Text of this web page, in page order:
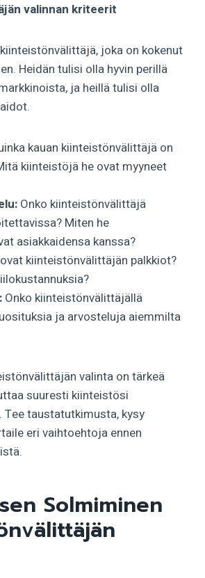
valinnan kriteerit
joka on kokenut
Heidän tulisi olla hyvin perillä
ja heillä tulisi olla
kauan kiinteistönvälittäjä on
kiinteistöjä he ovat myyneet
Onko kiinteistönvälittäjä
Miten he
asiakkaidensa kanssa?
kiinteistönvälittäjän palkkiot?
Onko kiinteistönvälittäjällä
ja arvosteluja aiemmilta
valinta on tärkeä
suuresti kiinteistösi
taustatutkimusta, kysy
eri vaihtoehtoja ennen
Solmiminen